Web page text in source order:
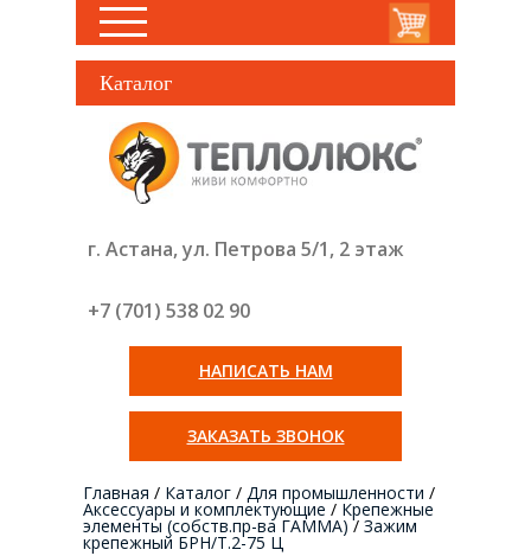
Каталог
г. Астана, ул. Петрова 5/1, 2 этаж
+7 (701) 538 02 90
НАПИСАТЬ НАМ
ЗАКАЗАТЬ ЗВОНОК
Главная / Каталог / Для промышленности /
Аксессуары и комплектующие / Крепежные
элементы (собств.пр-ва ГАММА) / Зажим
крепежный БРН/Т.2-75 Ц